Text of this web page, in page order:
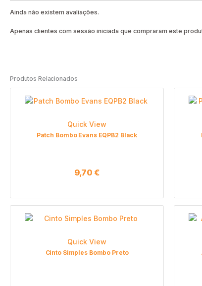
Ainda não existem avaliações.
Apenas clientes com sessão iniciada que compraram este
Produtos Relacionados
Quick View
Patch Bombo Evans EQPB2 Black
9,70 €
Quick View
Cinto Simples Bombo Preto